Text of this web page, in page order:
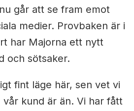
går att se fram emot
medier. Provbaken är i
har Majorna ett nytt
och sötsaker.
fint läge här, sen vet vi
kund är än. Vi har fått